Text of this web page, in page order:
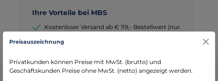
Ihre Vorteile bei MBS
Kostenloser Versand ab € 119,- Bestellwert (nur
schneller Versand mit DHL
Bereich Notfallmedizin
Preisauszeichnung
Privatkunden können Preise mit MwSt. (brutto) und
Geschäftskunden Preise ohne MwSt. (netto) angezeigt werden.